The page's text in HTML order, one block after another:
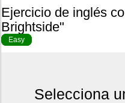
Ejercicio de inglés
Brightside"
Easy
Selecciona